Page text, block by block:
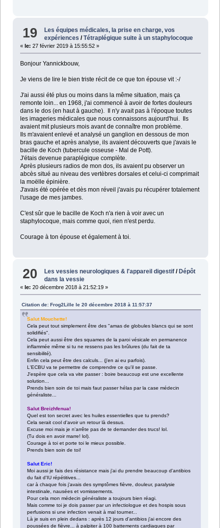
19
Les équipes médicales, la prise en charge, vos
expériences /Tétraplégique suite à un staphylocoque
« le: 27 février 2019 à 15:55:52 »
Bonjour Yannickbouw,
Je viens de lire le bien triste récit de ce que ton épouse vit :-/
J'ai aussi été plus ou moins dans la même situation, mais ça
remonte loin... en 1968, j'ai commencé à avoir de fortes douleurs
dans le dos (en haut à gauche). Il n'y avait pas à l'époque toutes
les imageries médicales que nous connaissons aujourd'hui. Ils
avaient mit plusieurs mois avant de connaître mon problème.
Ils m'avaient enlevé et analysé un ganglion en dessous de mon
bras gauche et après analyse, ils avaient découverts que j'avais le
bacille de Koch (tubercule osseuse - Mal de Pott).
J'étais devenue paraplégique complète.
Après plusieurs radios de mon dos, ils avaient pu observer un
abcès situé au niveau des vertèbres dorsales et celui-ci comprimait
la moëlle épinière.
J'avais été opérée et dès mon réveil j'avais pu récupérer totalement
l'usage de mes jambes.
C'est sûr que le bacille de Koch n'a rien à voir avec un
staphylocoque, mais comme quoi, rien n'est perdu.
Courage à ton épouse et également à toi.
20 Les vessies neurologiques & l'appareil digestif /Dépôt
dans la vessie
« le: 20 décembre 2018 à 21:52:19 »
Citation de: Frog2Lille le 20 décembre 2018 à 11:57:37
Salut Mouchette!
Cela peut tout simplement être des "amas de globules blancs qui se sont
solidifiés".
Cela peut aussi être des squames de la paroi vésicale en permanence
inflammée même si tu ne ressens pas les brûlures (du fait de ta
sensibilité).
Enfin cela peut être des calculs... (j'en ai eu parfois).
L'ECBU va te permettre de comprendre ce qu'il se passe.
J'espère que cela va vite passer : boire beaucoup est une excellente
solution...
Prends bien soin de toi mais faut passer hélas par la case médecin
généraliste...
Salut Breizhfenua!
Quel est ton secret avec les huiles essentielles que tu prends?
Cela serait cool d'avoir un retour là dessus.
Excuse moi mais je n'arrête pas de te demander des trucs! lol.
(Tu dois en avoir marre! lol).
Courage à toi et porte toi le mieux possible.
Prends bien soin de toi!
Salut Eric!
Moi aussi je fais des résistance mais j'ai du prendre beaucoup d'antibios
du fait d'IU répétitives...
car à chaque fois j'avais des symptômes fièvre, douleur, paralysie
intestinale, nausées et vomissements.
Pour cela mon médecin généraliste a toujours bien réagi.
Mais comme toi je dois passer par un infectiologue et des hospis sous
perfusions si une infection venait à mal tourner...
Là je suis en plein dedans : après 12 jours d'antibios j'ai encore des
poussées de fièvre... à palpiter à 100 battements cardiaques par